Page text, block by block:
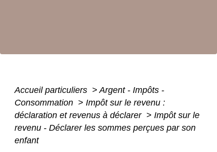
Accueil particuliers > Argent - Impôts -
Consommation > Impôt sur le revenu :
déclaration et revenus à déclarer > Impôt sur le
revenu - Déclarer les sommes perçues par son
enfant